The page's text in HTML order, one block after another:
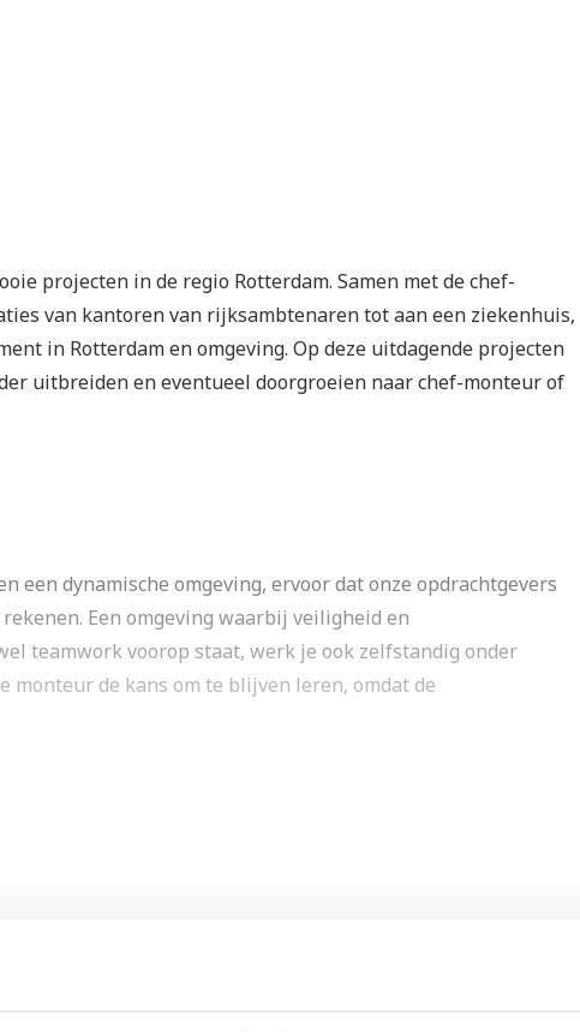
projecten in de regio Rotterdam. Samen met de chef-
van kantoren van rijksambtenaren tot aan een ziekenhuis,
in Rotterdam en omgeving. Op deze uitdagende projecten
uitbreiden en eventueel doorgroeien naar chef-monteur of
een dynamische omgeving, ervoor dat onze opdrachtgevers
Een omgeving waarbij veiligheid en
teamwork voorop staat, werk je ook zelfstandig onder
monteur de kans om te blijven leren, omdat de
licht – kracht, zwakstroom, brand-